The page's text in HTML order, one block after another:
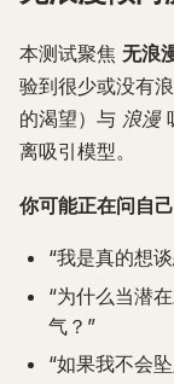
本测试聚焦 无浪
验到很少或没有
的渴望）与 浪漫
离吸引模型。
你可能正在问自己
“我是真的想
“为什么当潜
气？”
“如果我不会